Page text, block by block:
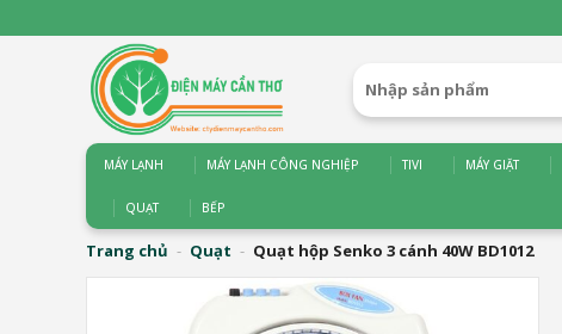
qua
Tìm
kiếm:
MÁY LẠNH MÁY LẠNH CÔNG NGHIỆP TIVI MÁY GIẶT
QUẠT BẾP
Trang chủ - Quạt - Quạt hộp Senko 3 cánh 40W BD1012